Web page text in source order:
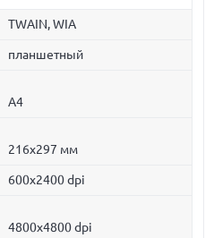
TWAIN, WIA
планшетный
A4
216x297 мм
600x2400 dpi
4800x4800 dpi